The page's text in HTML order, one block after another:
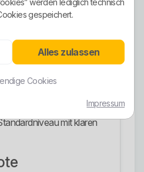
Prozent erneuerbaren
gefördert werden.
Mix aber auch erhebliche
Die ausgewiesenen
damit über dem
Ökostrom-Story,
mit klaren
werden lediglich technisch
gespeichert.
Alles zulassen
Cookies
Impressum